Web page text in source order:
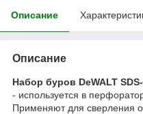
Описание
Описание
Набор буров DeWALT
- используется в
Применяют для сверления